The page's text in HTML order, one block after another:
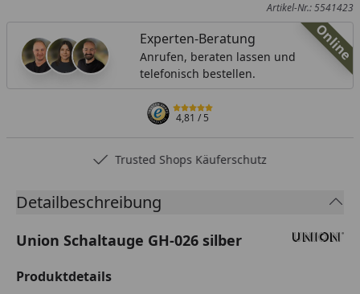
Artikel-Nr.: 5541423
Online
Experten-Beratung
Anrufen, beraten lassen und
telefonisch bestellen.
4,81/ 5
Trusted Shops Käuferschutz
Detailbeschreibung
Union Schaltauge GH-026 silber
Produktdetails